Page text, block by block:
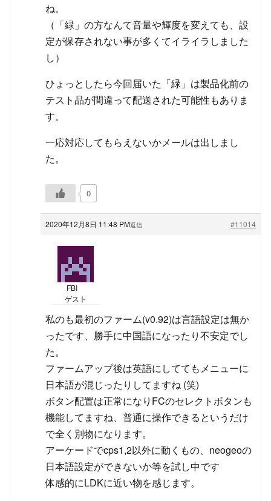
ね。
（「緑」の方なんて音量や輝度を変えても、設
定が保存されない事が多くてイライラしました
し）
ひょっとしたら今回届いた「緑」は製品化前の
テスト品が間違って配送された可能性もありま
す。
一応対応してもらえないかメールは出しまし
た。
0
2020年12月8日 11:48 PM #11014
返信
FBI
ゲスト
私のも最初のファーム(v0.92)は言語設定は無か
ったです、勝手に中国語になったり不安定でし
た。
ファームアップ後は英語にしててもメニューに
日本語が混じったりしてますね (笑)
ボタン配置は正常になりFCのセレクトボタンも
機能してますね、普通に操作できるというだけ
で全く別物になります。
アーケードでcps1,2以外に動くもの、neogeoの
日本語設定ができないか等を試し中です
体感的にLDKに近い物を感じます。